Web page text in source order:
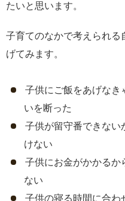
たいと思います。
子育てのなかで考えられる
げてみます。
子供にご飯をあげなき
いを断った
子供が留守番できない
けない
子供にお金がかかるか
ない
子供の寝る時間に合わ